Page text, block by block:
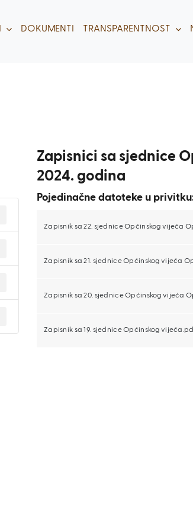
DOKUMENTI TRANSPARENTNOST
Zapisnici sa sjednice
2024. godina
Pojedinačne datoteke u
Zapisnik sa 22. sjednice Općinskog vijeća
Zapisnik sa 21. sjednice Općinskog vijeća
Zapisnik sa 20. sjednice Općinskog vijeća
Zapisnik sa 19. sjednice Općinskog